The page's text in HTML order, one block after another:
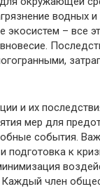
водных
экосистем – все
и их
мер для
события.
подготовка к
член